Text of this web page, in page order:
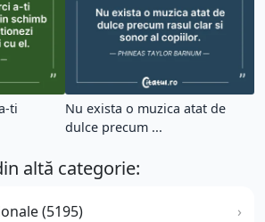
ti
Nu exista o muzica atat de
dulce precum ...
altă categorie:
(5195)